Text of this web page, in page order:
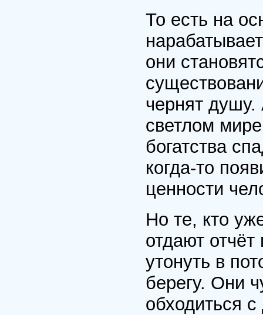
То есть на
они
чернят душу.
светлом
богатства
когда-то
ценности
Но те, кто
отдают
утонуть в
берегу. Они
обходиться